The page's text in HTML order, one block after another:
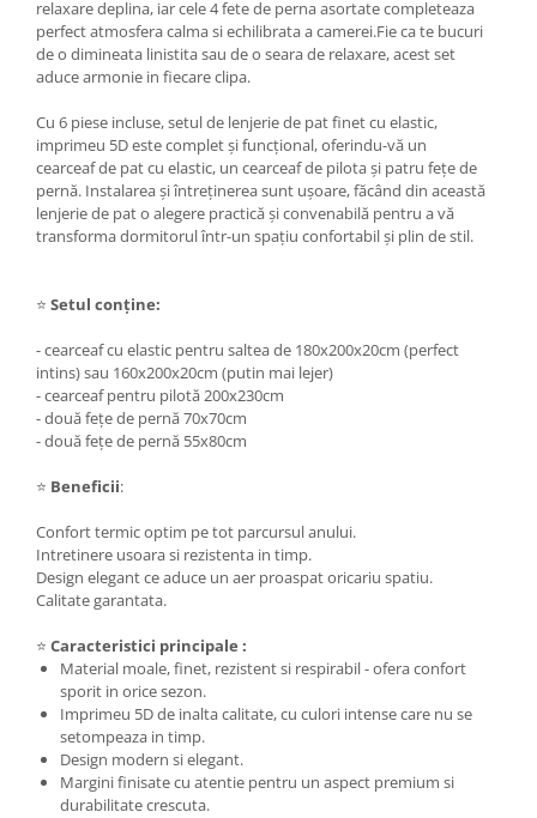
relaxare deplina, iar cele 4 fete de perna asortate completeaza
perfect atmosfera calma si echilibrata a camerei.Fie ca te bucuri
de o dimineata linistita sau de o seara de relaxare, acest set
aduce armonie in fiecare clipa.
Cu 6 piese incluse, setul de lenjerie de pat finet cu elastic,
imprimeu 5D este complet și funcțional, oferindu-vă un
cearceaf de pat cu elastic, un cearceaf de pilota și patru fețe de
pernă. Instalarea și întreținerea sunt ușoare, făcând din această
lenjerie de pat o alegere practică și convenabilă pentru a vă
transforma dormitorul într-un spațiu confortabil și plin de stil.
⭐ Setul conține:
- cearceaf cu elastic pentru saltea de 180x200x20cm (perfect
intins) sau 160x200x20cm (putin mai lejer)
- cearceaf pentru pilotă 200x230cm
- două fețe de pernă 70x70cm
- două fețe de pernă 55x80cm
⭐ Beneficii:
Confort termic optim pe tot parcursul anului.
Intretinere usoara si rezistenta in timp.
Design elegant ce aduce un aer proaspat oricariu spatiu.
Calitate garantata.
⭐ Caracteristici principale :
Material moale, finet, rezistent si respirabil - ofera confort
sporit in orice sezon.
Imprimeu 5D de inalta calitate, cu culori intense care nu se
setompeaza in timp.
Design modern si elegant.
Margini finisate cu atentie pentru un aspect premium si
durabilitate crescuta.